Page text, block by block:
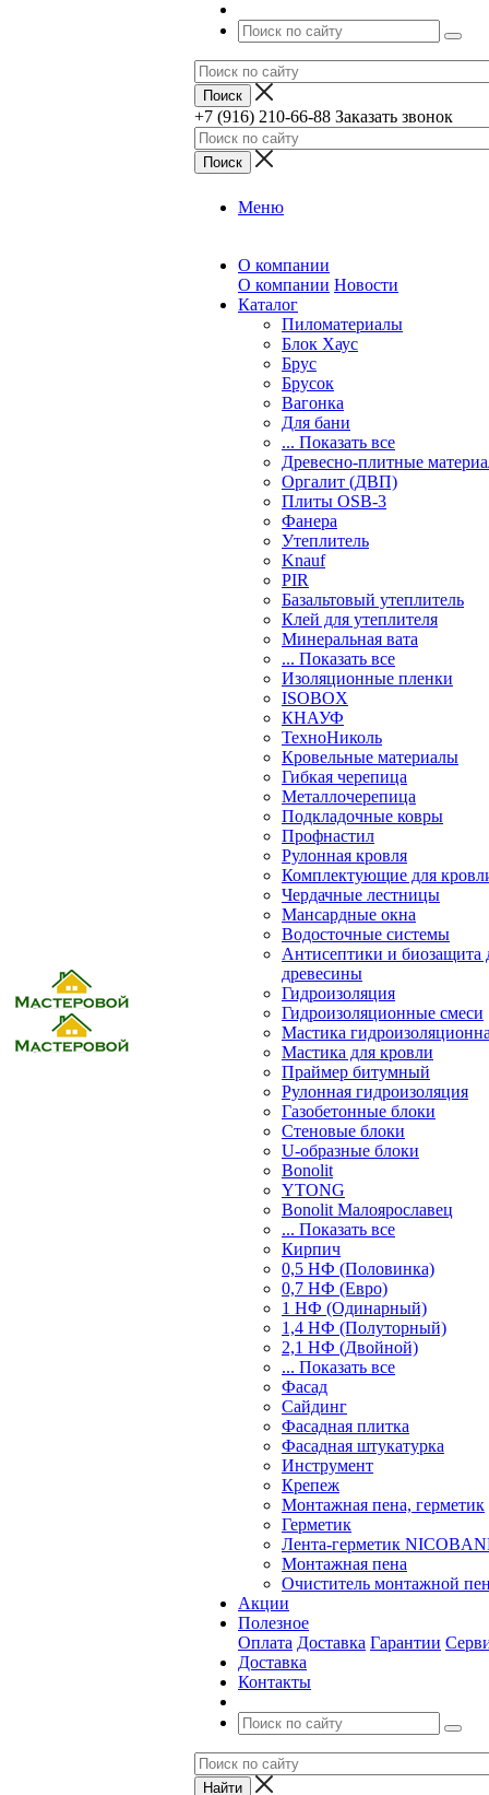
+7 (916) 210-66-88 Заказать звонок
Меню
О компании
О компании Новости
Каталог
Пиломатериалы
Блок Хаус
Брус
Брусок
Вагонка
Для бани
... Показать все
Древесно-плитные
Оргалит (ДВП)
Плиты OSB-3
Фанера
Утеплитель
Knauf
PIR
Базальтовый утеплитель
Клей для утеплителя
Минеральная вата
... Показать все
Изоляционные пленки
ISOBOX
КНАУФ
ТехноНиколь
Кровельные материалы
Гибкая черепица
Металлочерепица
Подкладочные ковры
Профнастил
Рулонная кровля
Комплектующие для
Чердачные лестницы
Мансардные окна
Водосточные системы
Антисептики и биозащита
древесины
Гидроизоляция
Гидроизоляционные смеси
Мастика
Мастика для кровли
Праймер битумный
Рулонная гидроизоляция
Газобетонные блоки
Стеновые блоки
U-образные блоки
Bonolit
YTONG
Bonolit Малоярославец
... Показать все
Кирпич
0,5 НФ (Половинка)
0,7 НФ (Евро)
1 НФ (Одинарный)
1,4 НФ (Полуторный)
2,1 НФ (Двойной)
... Показать все
Фасад
Сайдинг
Фасадная плитка
Фасадная штукатурка
Инструмент
Крепеж
Монтажная пена, герметик
Герметик
Лента-герметик
Монтажная пена
Очиститель монтажной
Акции
Полезное
Оплата Доставка Гарантии
Доставка
Контакты